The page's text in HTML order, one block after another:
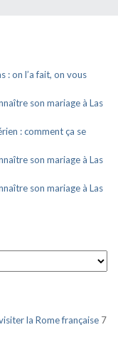
: on l’a fait, on vous
son mariage à Las
: comment ça se
son mariage à Las
son mariage à Las
la Rome française 7